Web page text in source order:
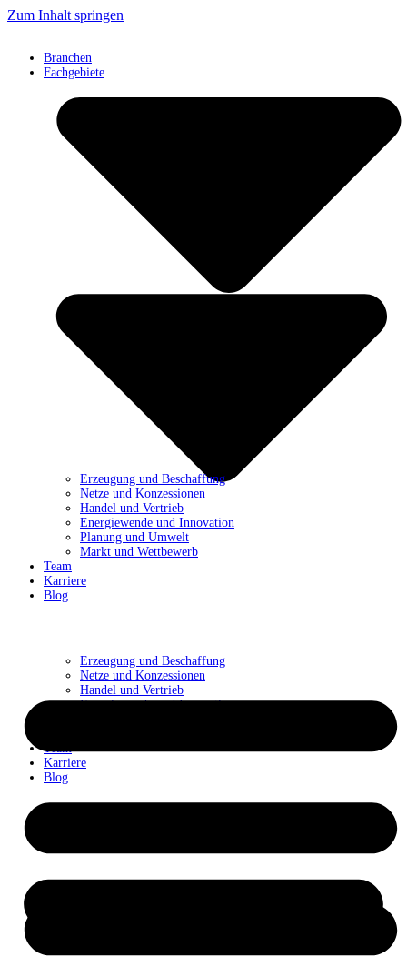
Zum Inhalt springen
Branchen
Fachgebiete
Erzeugung und Beschaffung
Netze und Konzessionen
Handel und Vertrieb
Energiewende und Innovation
Team
Karriere
Blog
Erzeugung und Beschaffung
Netze und Konzessionen
Handel und Vertrieb
Energiewende und Innovation
Planung und Umwelt
Markt und Wettbewerb
Team
Karriere
Blog